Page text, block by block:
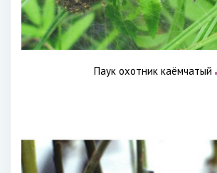
Паук охотник каёмчатый